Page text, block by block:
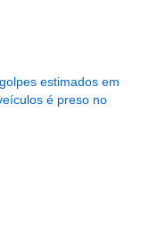
estimados em
é preso no